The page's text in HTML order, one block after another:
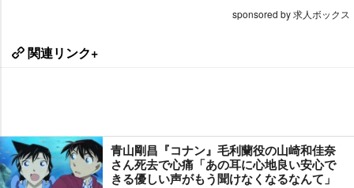
sponsored by 求人ボックス
関連リンク+
青山剛昌『コナン』毛利蘭役の山崎和佳奈
さん死去で心痛「あの耳に心地良い安心で
きる優しい声がもう聞けなくなるなんて」